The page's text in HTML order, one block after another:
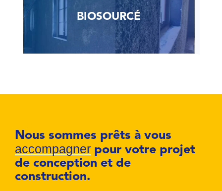
BIOSOURCÉ
Nous sommes prêts à vous
accompagner pour votre projet
de conception et de
construction.